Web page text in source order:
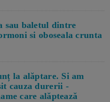
sau baletul dintre
si oboseala crunta
la alăptare. Si am
cauza durerii -
care alăptează